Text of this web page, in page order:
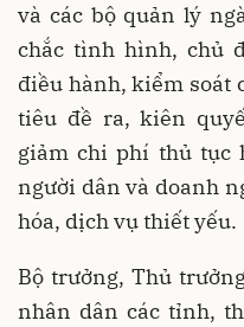
và các bộ quản lý
chắc tình hình, chủ
điều hành, kiểm soát
tiêu đề ra, kiên
giảm chi phí thủ tục
người dân và doanh
hóa, dịch vụ thiết yếu.
Bộ trưởng, Thủ
nhân dân các tỉnh,